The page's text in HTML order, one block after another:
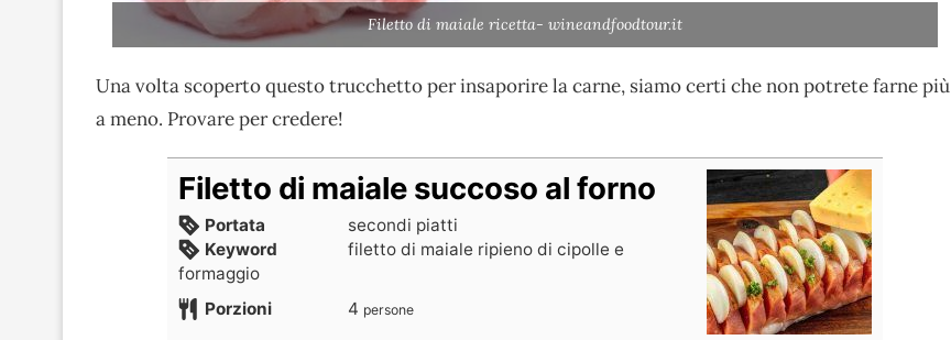
Filetto di maiale ricetta- wineandfoodtour.it
Una volta scoperto questo trucchetto per insaporire la carne, siamo certi che non potrete farne più
a meno. Provare per credere!
Filetto di maiale succoso al forno
Portata
secondi piatti
Keyword
filetto di maiale ripieno di cipolle e
formaggio
Porzioni
4 persone